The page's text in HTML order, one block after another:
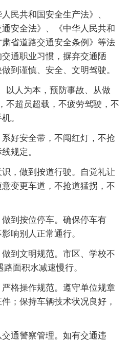
民共和国安全生产法》、
通安全法》、《中华人民共和
省道路交通安全条例》等法
通职业习惯，摒弃交通陋
到谨慎、安全、文明驾驶。
以人为本，预防事故、从做
不超员超载，不疲劳驾驶，不
。
好安全带，不闯红灯，不抢
规定。
，做到按道行驶。自觉礼让
变更车道，不抢道猛拐，不
到按位停车。确保停车有
响别人正常通行。
到文明规范。市区、学校不
面积水减速慢行。
格操作规范。遵守单位规章
；保持车辆技术状况良好，
通警察管理。如有交通违